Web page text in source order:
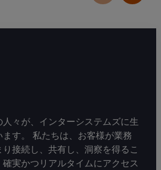
々が、インターシステムズに生
す。 私たちは、お客様が業務
接続し、共有し、洞察を得るこ
実かつリアルタイムにアクセス